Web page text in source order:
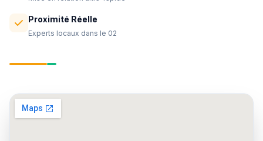
Proximité Réelle
Experts locaux dans le 02